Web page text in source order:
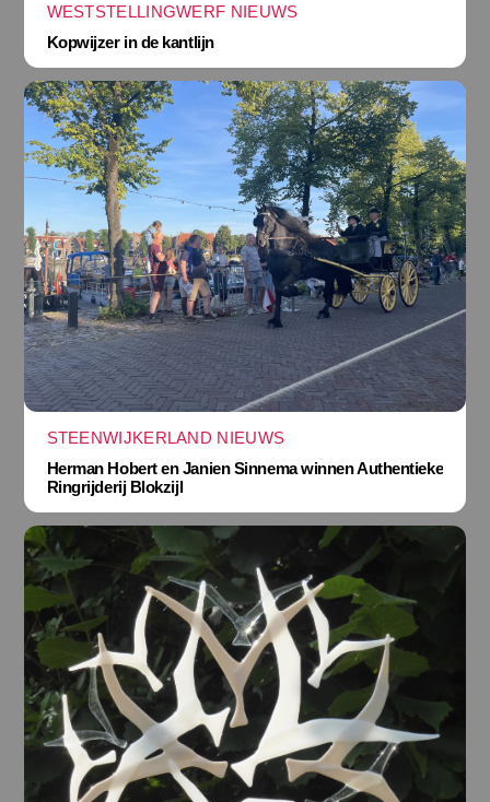
WESTSTELLINGWERF NIEUWS
Kopwijzer in de kantlijn
STEENWIJKERLAND NIEUWS
Herman Hobert en Janien Sinnema winnen Authentieke
Ringrijderij Blokzijl